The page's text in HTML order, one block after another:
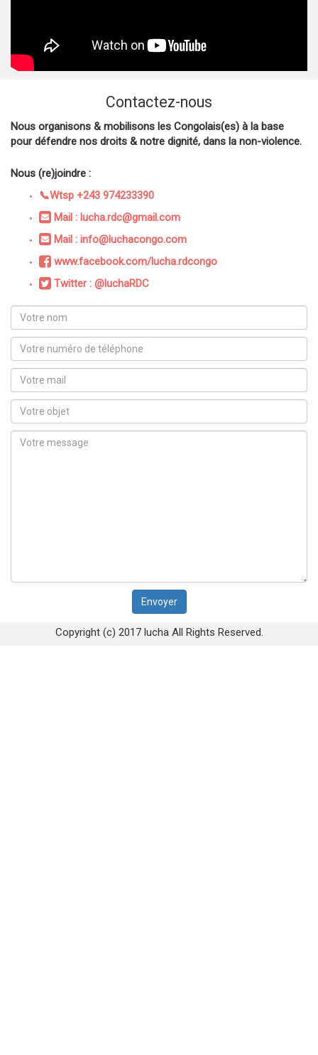
Contactez-nous
Nous organisons & mobilisons les Congolais(es) à la base
pour défendre nos droits & notre dignité, dans la non-violence.
Nous (re)joindre :
📞Wtsp +243 974233390
Mail : lucha.rdc@gmail.com
Mail : info@luchacongo.com
www.facebook.com/lucha.rdcongo
Twitter : @luchaRDC
Copyright (c) 2017 lucha All Rights Reserved.